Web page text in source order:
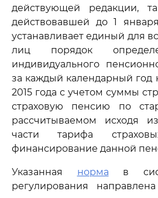
действующей редакции,
действовавшей до 1
устанавливает единый для
лиц порядок
индивидуального
за каждый календарный год
2015 года с учетом суммы
страховую пенсию по
рассчитываемом исходя
части тарифа
финансирование данной
Указанная норма в
регулирования